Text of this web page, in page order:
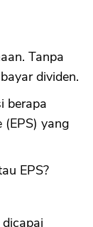
Tanpa
dividen.
berapa
yang
EPS?